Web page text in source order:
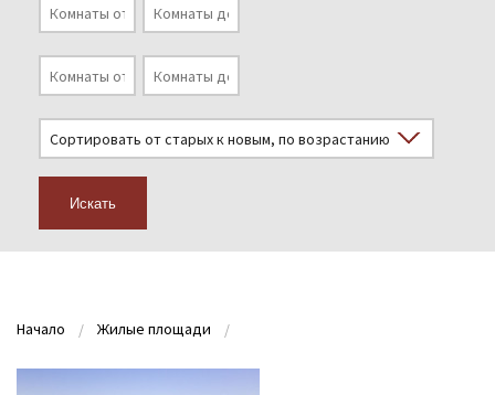
Искать
Начало Жилые площади